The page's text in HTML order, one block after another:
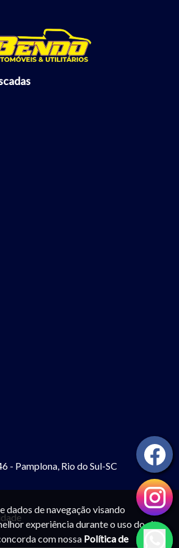
dados de navegação visando
experiência durante o uso do site.
com nossa Política de
- Pamplona, Rio do Sul-SC